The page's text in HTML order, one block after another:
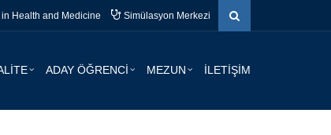
Health and Medicine Simülasyon Merkezi
ADAY ÖĞRENCİ MEZUN İLETİŞİM